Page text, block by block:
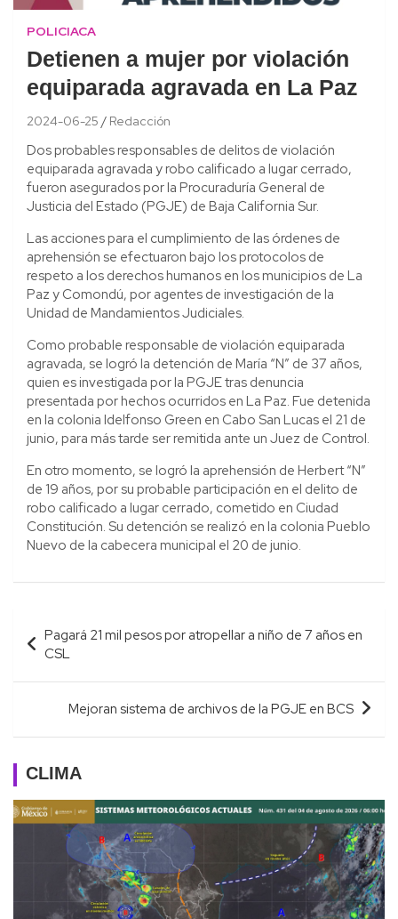
POLICIACA
Detienen a mujer por violación
equiparada agravada en La Paz
2024-06-25 Redacción
Dos probables responsables de delitos de violación
equiparada agravada y robo calificado a lugar cerrado,
fueron asegurados por la Procuraduría General de
Justicia del Estado (PGJE) de Baja California Sur.
Las acciones para el cumplimiento de las órdenes de
aprehensión se efectuaron bajo los protocolos de
respeto a los derechos humanos en los municipios de La
Paz y Comondú, por agentes de investigación de la
Unidad de Mandamientos Judiciales.
Como probable responsable de violación equiparada
agravada, se logró la detención de María “N” de 37 años,
quien es investigada por la PGJE tras denuncia
presentada por hechos ocurridos en La Paz. Fue detenida
en la colonia Idelfonso Green en Cabo San Lucas el 21 de
junio, para más tarde ser remitida ante un Juez de Control.
En otro momento, se logró la aprehensión de Herbert “N”
de 19 años, por su probable participación en el delito de
robo calificado a lugar cerrado, cometido en Ciudad
Constitución. Su detención se realizó en la colonia Pueblo
Nuevo de la cabecera municipal el 20 de junio.
Navegación
de
entradas
Pagará 21 mil pesos por atropellar a niño de 7 años en
CSL
Mejoran sistema de archivos de la PGJE en BCS
CLIMA